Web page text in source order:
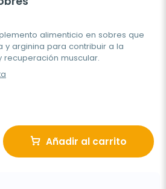
alimenticio en sobres que
y arginina para contribuir a la
muscular.
Añadir al carrito